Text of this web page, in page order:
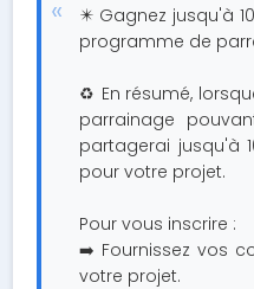
✴️ Gagnez jusqu'à
programme de
♻️ En résumé,
parrainage
partagerai jusqu'à
pour votre projet.
Pour vous inscrire :
➡️ Fournissez vos
votre projet.